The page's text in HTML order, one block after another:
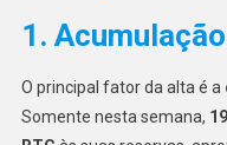
1.
O principal fator da alta é a
Somente nesta semana,